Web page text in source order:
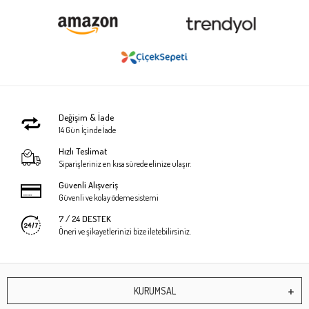
Değişim & İade
14 Gün İçinde İade
Hızlı Teslimat
Siparişleriniz en kısa sürede elinize ulaşır.
Güvenli Alışveriş
Güvenli ve kolay ödeme sistemi
7 / 24 DESTEK
Öneri ve şikayetlerinizi bize iletebilirsiniz.
KURUMSAL